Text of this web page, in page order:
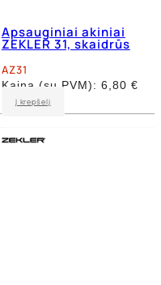
Apsauginiai akiniai
ZEKLER 31, skaidrūs
AZ31
Kaina (su PVM): 6,80 €
Į krepšelį